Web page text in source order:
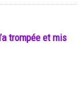
trompée et mis